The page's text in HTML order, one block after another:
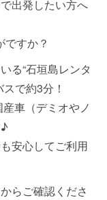
出発したい方へ
すか？
る“石垣島レンタ
で約3分！
車（デミオやノ
安心してご利用
らご確認くださ